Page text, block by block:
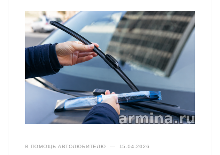
В ПОМОЩЬ АВТОЛЮБИТЕЛЮ — 15.04.2026